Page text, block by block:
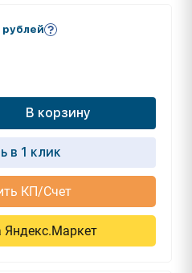
рублей
В корзину
в 1 клик
КП/Счет
Яндекс.Маркет